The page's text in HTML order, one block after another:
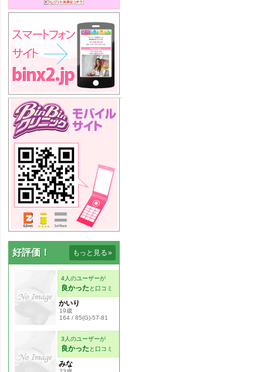
好評価！ もっと見る»